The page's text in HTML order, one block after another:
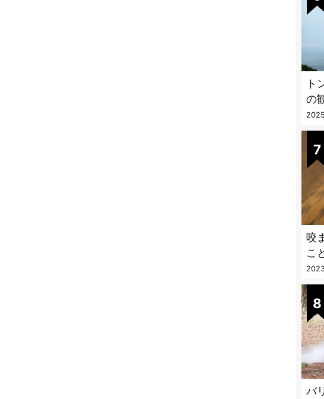
ト
の
隧
咬
こ
〝
ブ
バ